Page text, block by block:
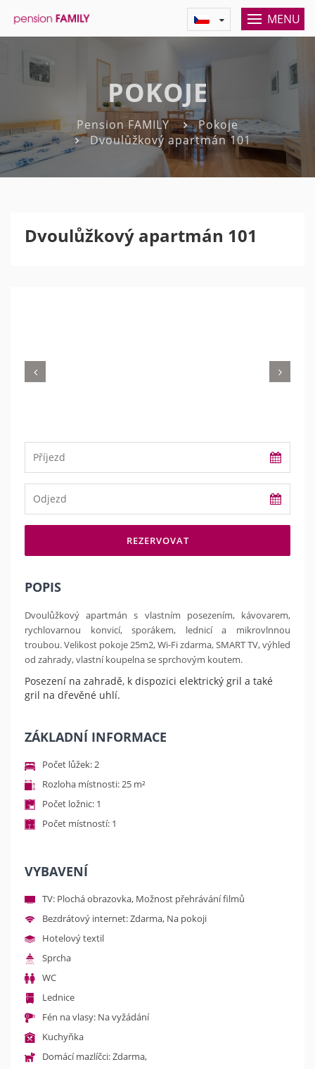
MENU
POKOJE
Pension FAMILY
Pokoje
Dvoulůžkový apartmán 101
Dvoulůžkový apartmán 101
REZERVOVAT
POPIS
Dvoulůžkový apartmán s vlastním posezením, kávovarem,
rychlovarnou konvicí, sporákem, lednicí a mikrovlnnou
troubou. Velikost pokoje 25m2, Wi-Fi zdarma, SMART TV, výhled
od zahrady, vlastní koupelna se sprchovým koutem.
Posezení na zahradě, k dispozici elektrický gril a také
gril na dřevěné uhlí.
ZÁKLADNÍ INFORMACE
Počet lůžek: 2
Rozloha místnosti: 25 m²
Počet ložnic: 1
Počet místností: 1
VYBAVENÍ
TV: Plochá obrazovka, Možnost přehrávání filmů
Bezdrátový internet: Zdarma, Na pokoji
Hotelový textil
Sprcha
WC
Lednice
Fén na vlasy: Na vyžádání
Kuchyňka
Domácí mazlíčci: Zdarma,